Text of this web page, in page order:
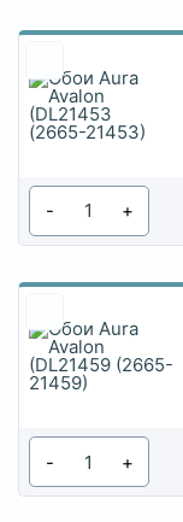
- +
- +